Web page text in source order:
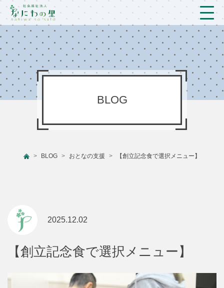
トップ
法人概要/アクセス
こども/相談支援
新着情報
BLOG
BLOG おとなの支援 【創立記念食で選択メニュー】
2025.12.02
【創立記念食で選択メニュー】